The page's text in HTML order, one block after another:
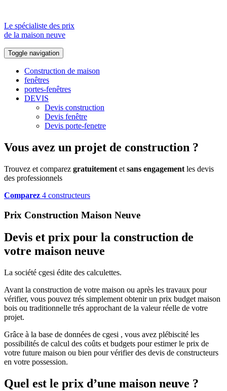
Le spécialiste des prix
de la maison neuve
Toggle navigation
Construction de maison
fenêtres
portes-fenêtres
DEVIS
Devis construction
Devis fenêtre
Devis porte-fenetre
Vous avez un projet de construction ?
Trouvez et comparez gratuitement et sans engagement les devis
des professionnels
Comparez 4 constructeurs
Prix Construction Maison Neuve
Devis et prix pour la construction de
votre maison neuve
La société cgesi édite des calculettes.
Avant la construction de votre maison ou après les travaux pour
vérifier, vous pouvez trés simplement obtenir un prix budget maison
bois ou traditionnelle trés approchant de la valeur réelle de votre
projet.
Grâce à la base de données de cgesi , vous avez plébiscité les
possibilités de calcul des coûts et budgets pour estimer le prix de
votre future maison ou bien pour vérifier des devis de constructeurs
en votre possession.
Quel est le prix d’une maison neuve ?